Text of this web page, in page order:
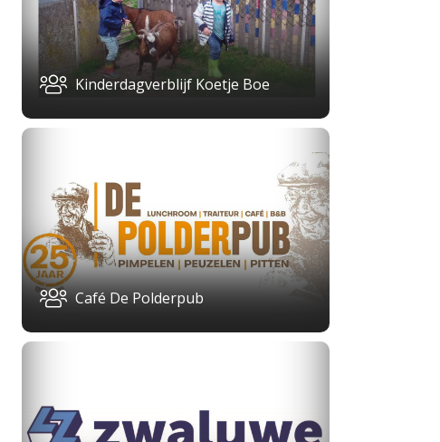
Kinderdagverblijf Koetje Boe
Café De Polderpub